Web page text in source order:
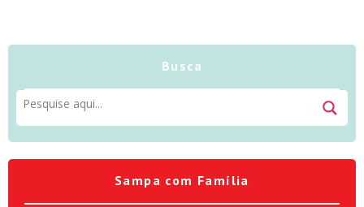
Busca
Sampa com Família